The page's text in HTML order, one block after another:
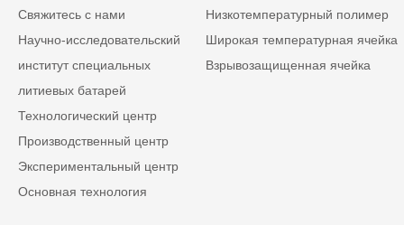
Свяжитесь с нами
Научно-исследовательский
институт специальных
литиевых батарей
Технологический центр
Производственный центр
Экспериментальный центр
Основная технология
Низкотемпературный полимер
Широкая температурная ячейка
Взрывозащищенная ячейка